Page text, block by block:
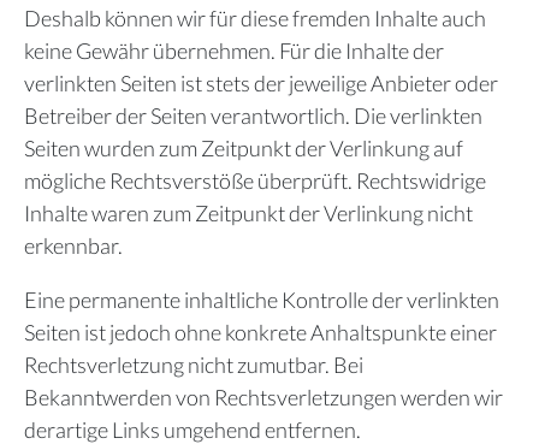
Deshalb können wir für diese fremden Inhalte auch
keine Gewähr übernehmen. Für die Inhalte der
verlinkten Seiten ist stets der jeweilige Anbieter oder
Betreiber der Seiten verantwortlich. Die verlinkten
Seiten wurden zum Zeitpunkt der Verlinkung auf
mögliche Rechtsverstöße überprüft. Rechtswidrige
Inhalte waren zum Zeitpunkt der Verlinkung nicht
erkennbar.
Eine permanente inhaltliche Kontrolle der verlinkten
Seiten ist jedoch ohne konkrete Anhaltspunkte einer
Rechtsverletzung nicht zumutbar. Bei
Bekanntwerden von Rechtsverletzungen werden wir
derartige Links umgehend entfernen.